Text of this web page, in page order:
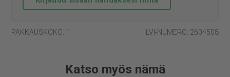
PAKKAUSKOKO: 1 LVI-NUMERO: 2604508
Katso myös nämä